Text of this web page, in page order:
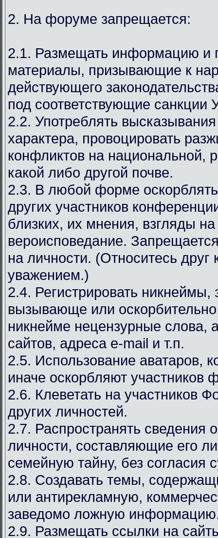
2. На форуме запрещается:
2.1. Размещать информацию и
материалы, призывающие к
действующего
под соответствующие санкции
2.2. Употреблять высказывания
характера, провоцировать
конфликтов на национальной,
какой либо другой почве.
2.3. В любой форме
других участников
близких, их мнения, взгляды
вероисповедание.
на личности. (Относитесь друг
уважением.)
2.4. Регистрировать никнеймы,
вызывающе или
никнейме нецензурные слова,
сайтов, адреса e-mail и т.п.
2.5. Использование аватаров,
иначе оскорбляют участников
2.6. Клеветать на участников
других личностей.
2.7. Распространять сведения
личности, составляющие его
семейную тайну, без согласия
2.8. Создавать темы,
или антирекламную,
заведомо ложную
2.9. Размещать ссылки на